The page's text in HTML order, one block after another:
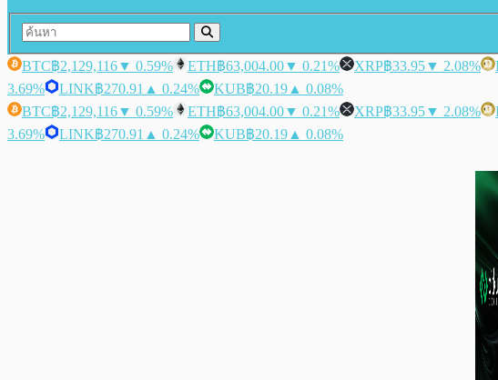
BTC฿2,129,116▼ 0.59% ETH฿63,004.00▼ 0.21% XRP฿33.95▼ 2.08%
3.69%
LINK฿270.91 ▲ 0.24% KUB฿20.19 ▲ 0.08%
BTC฿2,129,116▼ 0.59% ETH฿63,004.00▼ 0.21% XRP฿33.95▼ 2.08%
3.69%
LINK฿270.91 ▲ 0.24% KUB฿20.19 ▲ 0.08%